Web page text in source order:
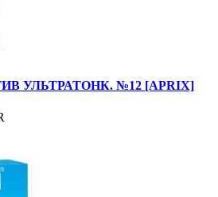
УЛЬТРАТОНК. №12 [APRIX]